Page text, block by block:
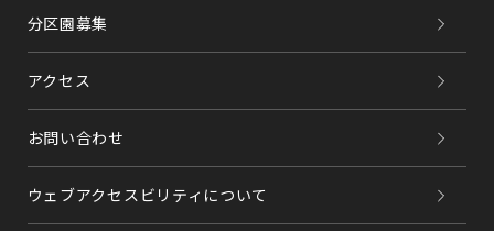
分区園募集
アクセス
お問い合わせ
ウェブアクセスビリティについて